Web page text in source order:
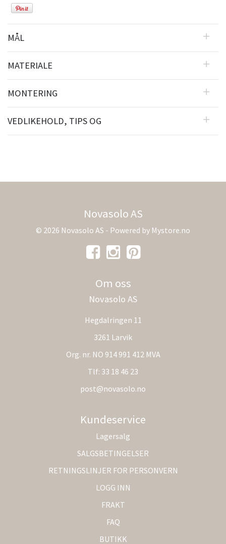
MÅL
MATERIALE
MONTERING
VEDLIKEHOLD, TIPS OG
Novasolo AS
© 2026 Novasolo AS - Powered by Mystore.no
Om oss
Novasolo AS
Hegdalringen 11
3261 Larvik
Org. nr. NO 914 991 412 MVA
Tlf: 33 18 46 23
post@novasolo.no
Kundeservice
Lagersalg
SALGSBETINGELSER
RETNINGSLINJER FOR PERSONVERN
LOGG INN
FRAKT
FAQ
BUTIKK